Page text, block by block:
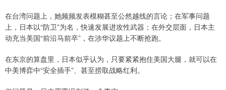
在台湾问题上，她频频发表模糊甚至公然越线的言论；在军事问题
上，日本以“防卫”为名，快速发展进攻性武器；在外交层面，日本主
动充当美国“前沿马前卒”，在涉华议题上不断抢跑。
在东京的算盘里，日本似乎认为，只要紧紧抱住美国大腿，就可以在
中美博弈中“安全插手”、甚至捞取战略红利。